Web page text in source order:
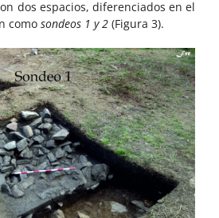
dos espacios, diferenciados en el
como sondeos 1 y 2 (Figura 3).